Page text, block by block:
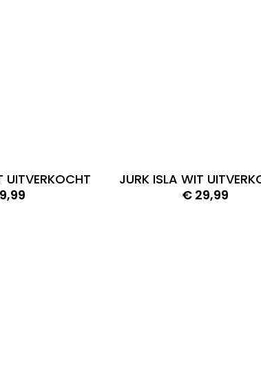
UITVERKOCHT
JURK ISLA WIT
€29,99